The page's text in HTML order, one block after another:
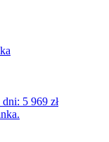
5 969 zł